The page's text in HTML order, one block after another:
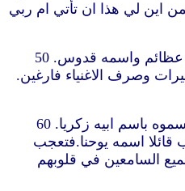
الجنين في بطنها.وامتلأت اليصابات من الروح القدس. 42 وصرخت بصوت عظيم وقالت مباركة انت في النساء ومباركة هي ثمرة بطنك. 43 فمن اين لي هذا ان تأتي ام ربي
46 فقالت مريم تعظم نفسي الرب 47 وتبتهج روحي بالله مخلّصي. 48 لانه نظر الى اتضاع امته.فهوذا منذ الآن جميع الاجيال تطوبني. 49 لان القدير صنع بي عظائم واسمه قدوس. 50
المستكبرين بفكر قلوبهم. 52 أنزل الاعزاء عن الكراسي ورفع المتضعين. 53 اشبع الجياع خيرات وصرف الاغنياء فارغين.
57 واما اليصابات فتم زمانها لتلد فولدت ابنا. 58 وسمع جيرانها واقرباؤها ان الرب عظّم رحمته لها ففرحوا معها. 59 وفي اليوم الثامن جاءوا ليختنوا الصبي وسموه باسم ابيه زكريا. 60
بهذا الاسم. 62 ثم اومأوا الى ابيه ماذا يريد ان يسمى. 63 فطلب لوحا وكتب قائلا اسمه يوحنا.فتعجب
الله. 65 فوقع خوف على كل جيرانهم.وتحدّث بهذه الأمور جميعها في كل جبال اليهودية. 66 فاودعها جميع السامعين في قلوبهم